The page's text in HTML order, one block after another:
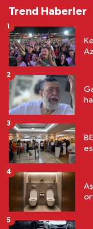
Trend Haberler
1
2
3
4
5